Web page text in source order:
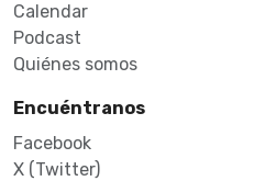
Calendar
Podcast
Quiénes somos
Encuéntranos
Facebook
X (Twitter)